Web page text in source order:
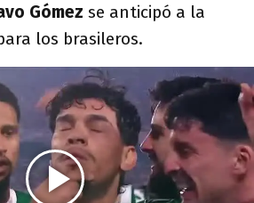
Gómez se anticipó a la
los brasileros.